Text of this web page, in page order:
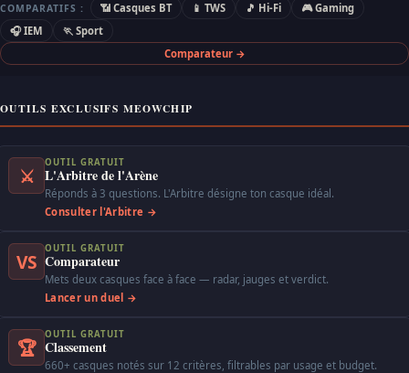
COMPARATIFS : 📶 Casques BT 📱 TWS 🎵 Hi-Fi
🎮 Gaming
🎧 IEM
🏃 Sport
Comparateur →
OUTILS EXCLUSIFS MEOWCHIP
⚔
OUTIL GRATUIT
L'Arbitre de l'Arène
Réponds à 3 questions. L'Arbitre désigne ton casque idéal.
Consulter l'Arbitre →
VS
OUTIL GRATUIT
Comparateur
Mets deux casques face à face — radar, jauges et verdict.
Lancer un duel →
🏆
OUTIL GRATUIT
Classement
660+ casques notés sur 12 critères, filtrables par usage et budget.